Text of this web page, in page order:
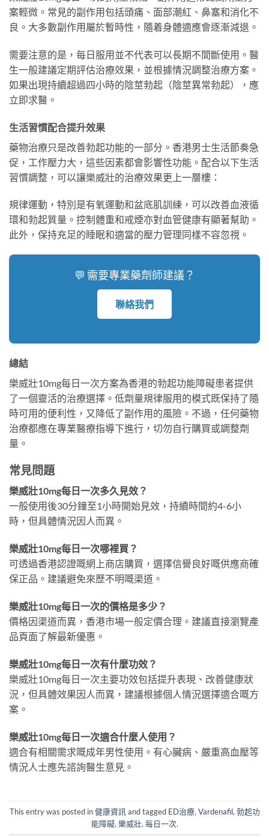
案輕微。常見的副作用包括頭痛、面部潮紅、鼻塞和消化不
良。大多數副作用屬於暫時性，隨着身體適應會逐漸減退。
需要注意的是，每日服用並不代表可以長期不間斷使用。醫
生一般建議定期評估治療效果，並根據情況調整治療方案。
如果出現持續超過四小時的陰莖勃起（陰莖異常勃起），應
立即求醫。
生活習慣配合提升效果
藥物治療只是改善勃起功能的一部分。香港男士生活節奏急
促，工作壓力大，這些因素都會影響性功能。配合以下生活
習慣調整，可以讓樂威壯的治療效果更上一層樓：
規律運動，特別是有氧運動和盆底肌訓練，可以改善血液循
環和勃起質量。控制體重和戒煙亦對血管健康有顯著幫助。
此外，保持充足的睡眠和適當的壓力管理同樣不容忽視。
💬 需要專業藥劑師建議？
聯絡我們
總結
樂威壯10mg每日一次方案為香港的勃起功能障礙患者提供
了一個靈活的治療選擇。低劑量規律服用的模式既保持了隨
時可用的便利性，又降低了副作用的風險。不過，任何藥物
治療都應在專業醫療指導下進行，切勿自行購買或調整劑
量。
常見問題
樂威壯10mg每日一次多久見效？
一般使用後30分鐘至1小時開始見效，持續時間約4-6小
時，但具體情況因人而異。
樂威壯10mg每日一次哪裡買？
可透過香港認證嘅網上商店購買，選擇信譽良好嘅供應商確
保正品。建議避免來歷不明嘅渠道。
樂威壯10mg每日一次的價格是多少？
價格因渠道而異，香港市場一般定價合理。建議直接瀏覽產
品頁面了解最新優惠。
樂威壯10mg每日一次有什麼功效？
樂威壯10mg每日一次主要功效包括提升表現、改善健康狀
況，但具體效果因人而異，建議根據個人情況選擇適合嘅方
案。
樂威壯10mg每日一次適合什麼人使用？
適合有相關需求嘅成年男性使用。有心臟病、嚴重高血壓等
情況人士應先諮詢醫生意見。
This entry was posted in健康資訊 and tagged ED治療, Vardenafil, 勃起功
能障礙, 樂威壯, 每日一次.